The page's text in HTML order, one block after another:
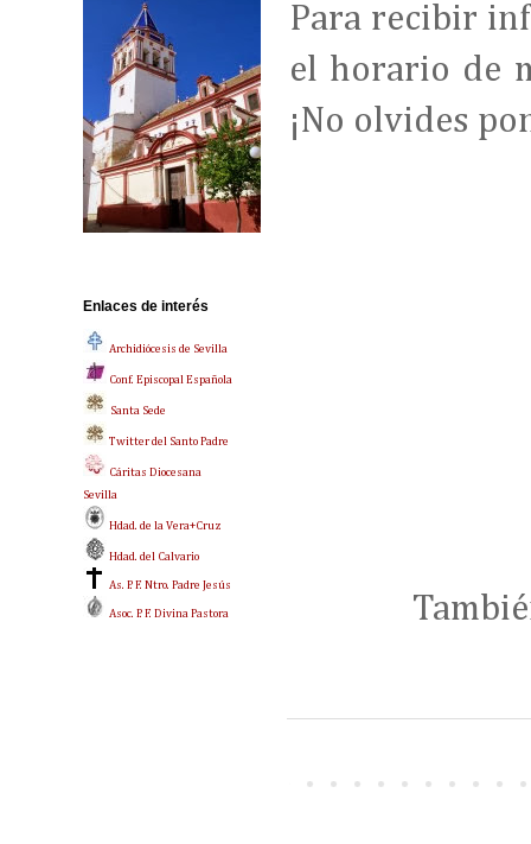
Para recibir
el horario de
¡No olvides
Enlaces de interés
Archidiócesis de Sevilla
Conf. Episcopal Española
Santa Sede
Twitter del Santo Padre
Cáritas Diocesana
Sevilla
Hdad. de la Vera+Cruz
Hdad. del Calvario
As. P. F. Ntro. Padre Jesús
Asoc. P. F. Divina Pastora